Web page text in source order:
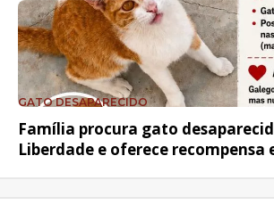
GATO DESAPARECIDO
Família procura gato
Liberdade e oferece recompensa